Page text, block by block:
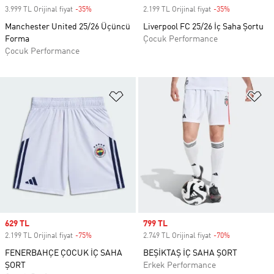
3.999 TL Orijinal fiyat -35%
Manchester United 25/26 Üçüncü
Forma
Çocuk Performance
2.199 TL Orijinal fiyat -35%
Liverpool FC 25/26 İç Saha Şortu
Çocuk Performance
Favori Listesine Ekle
Sale price
629 TL
2.199 TL Orijinal fiyat -75%
FENERBAHÇE ÇOCUK İÇ SAHA
ŞORT
Sale price
799 TL
2.749 TL Orijinal fiyat -70%
BEŞİKTAŞ İÇ SAHA ŞORT
Erkek Performance